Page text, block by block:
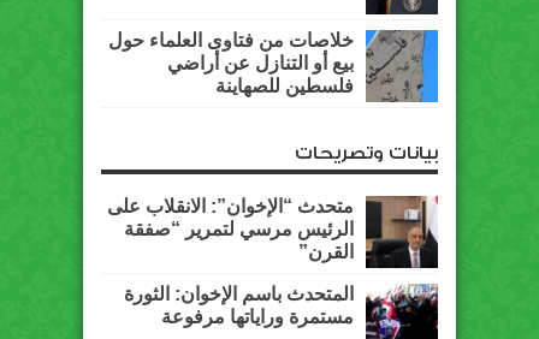
خلاصات من فتاوى العلماء حول
بيع أو التنازل عن أراضي
فلسطين للصهاينة
بيانات وتصريحات
متحدث “الإخوان”: الانقلاب على
الرئيس مرسي لتمرير “صفقة
القرن”
المتحدث باسم الإخوان: الثورة
مستمرة وراياتها مرفوعة